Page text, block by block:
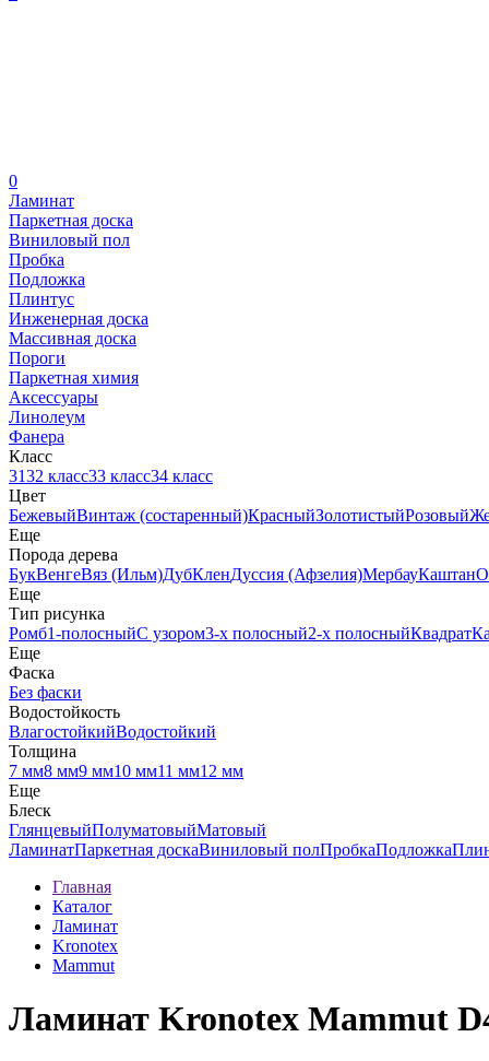
0
Ламинат
Паркетная доска
Виниловый пол
Пробка
Подложка
Плинтус
Инженерная доска
Массивная доска
Пороги
Паркетная химия
Аксессуары
Линолеум
Фанера
Класс
3132 класс33 класс34 класс
Цвет
БежевыйВинтаж (состаренный)КрасныйЗолотистыйРозовый
Еще
Порода дерева
БукВенгеВяз (Ильм)ДубКленДуссия (Афзелия)МербауКаштан
Еще
Тип рисунка
Ромб1-полосныйС узором3-х полосный2-х полосныйКвадрат
Еще
Фаска
Без фаски
Водостойкость
ВлагостойкийВодостойкий
Толщина
7 мм8 мм9 мм10 мм11 мм12 мм
Еще
Блеск
ГлянцевыйПолуматовыйМатовый
ЛаминатПаркетная доскаВиниловый полПробкаПодложка
Главная
Каталог
Ламинат
Kronotex
Mammut
Ламинат Kronotex Mammut